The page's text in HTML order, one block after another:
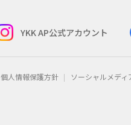
YKK AP公式アカウント
個人情報保護方針 ソーシャルメデ